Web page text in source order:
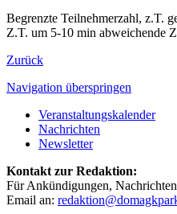
Begrenzte Teilnehmerzahl, z.T.
Z.T. um 5-10 min abweichende
Zurück
Navigation überspringen
Veranstaltungskalender
Nachrichten
Newsletter
Kontakt zur Redaktion:
Für Ankündigungen,
Email an: